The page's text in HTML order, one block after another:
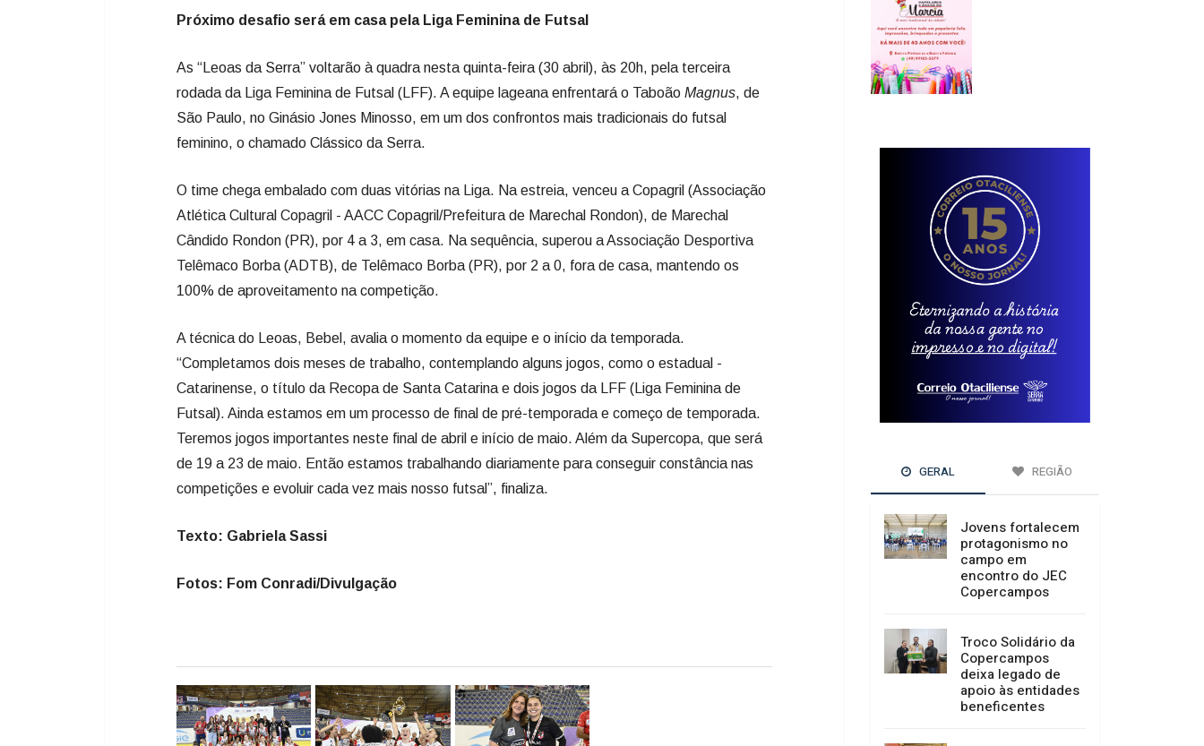
Próximo desafio será em casa pela Liga Feminina de Futsal
As “Leoas da Serra” voltarão à quadra nesta quinta-feira (30 abril), às 20h, pela terceira
rodada da Liga Feminina de Futsal (LFF). A equipe lageana enfrentará o Taboão Magnus, de
São Paulo, no Ginásio Jones Minosso, em um dos confrontos mais tradicionais do futsal
feminino, o chamado Clássico da Serra.
O time chega embalado com duas vitórias na Liga. Na estreia, venceu a Copagril (Associação
Atlética Cultural Copagril - AACC Copagril/Prefeitura de Marechal Rondon), de Marechal
Cândido Rondon (PR), por 4 a 3, em casa. Na sequência, superou a Associação Desportiva
Telêmaco Borba (ADTB), de Telêmaco Borba (PR), por 2 a 0, fora de casa, mantendo os
100% de aproveitamento na competição.
A técnica do Leoas, Bebel, avalia o momento da equipe e o início da temporada.
“Completamos dois meses de trabalho, contemplando alguns jogos, como o estadual -
Catarinense, o título da Recopa de Santa Catarina e dois jogos da LFF (Liga Feminina de
Futsal). Ainda estamos em um processo de final de pré-temporada e começo de temporada.
Teremos jogos importantes neste final de abril e início de maio. Além da Supercopa, que será
de 19 a 23 de maio. Então estamos trabalhando diariamente para conseguir constância nas
competições e evoluir cada vez mais nosso futsal”, finaliza.
Texto: Gabriela Sassi
Fotos: Fom Conradi/Divulgação
GERAL REGIÃO
Jovens fortalecem
protagonismo no
campo em
encontro do JEC
Copercampos
Troco Solidário da
Copercampos
deixa legado de
apoio às entidades
beneficentes